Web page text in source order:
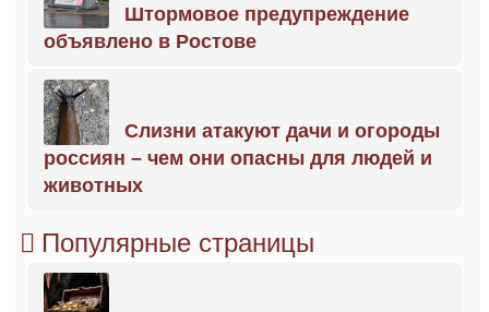
Штормовое предупреждение
объявлено в Ростове
Слизни атакуют дачи и огороды
россиян – чем они опасны для людей и
животных
Популярные страницы